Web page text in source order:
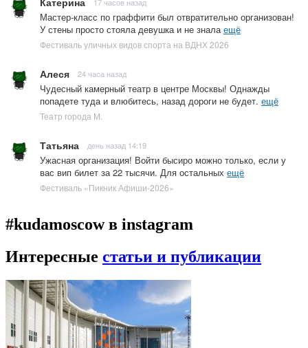
Мастер-класс по граффити был отвратительно организован!
У стены просто стояла девушка и не знала ещё
Фестиваль уличных видов спорта на ВДНХ 2026
Алеся 24 часа назад
Чудесный камерный театр в центре Москвы! Однажды
попадете туда и влюбитесь, назад дороги не будет. ещё
Театр города М.
Татьяна день назад 14:19
Ужасная организация! Войти бысиро можно только, если у
вас вип билет за 22 тысячи. Для остальных ещё
Фестиваль «Пикник Афиши-2026»
#kudamoscow в instagram
Интересные статьи и публикации